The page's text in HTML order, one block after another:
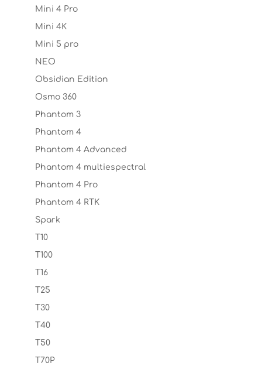
Mini 4 Pro
Mini 4K
Mini 5 pro
NEO
Obsidian Edition
Osmo 360
Phantom 3
Phantom 4
Phantom 4 Advanced
Phantom 4 multiespectral
Phantom 4 Pro
Phantom 4 RTK
Spark
T10
T100
T16
T25
T30
T40
T50
T70P